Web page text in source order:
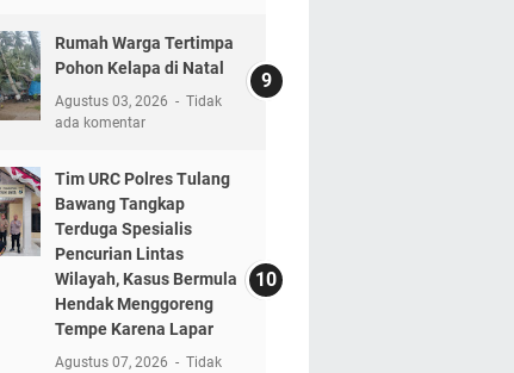
Rumah Warga Tertimpa
Pohon Kelapa di Natal
Agustus 03, 2026
Tidak
ada komentar
Tim URC Polres Tulang
Bawang Tangkap
Terduga Spesialis
Pencurian Lintas
Wilayah, Kasus Bermula
Hendak Menggoreng
Tempe Karena Lapar
Agustus 07, 2026 Tidak